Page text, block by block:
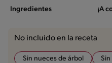
Ingredientes ¡A
No incluido en la receta
Sin nueces de árbol Sin